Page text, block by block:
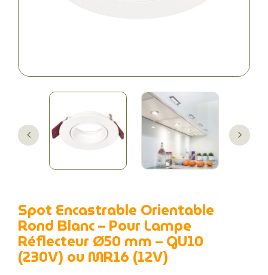
Spot Encastrable Orientable
Rond Blanc – Pour Lampe
Réflecteur Ø50 mm – GU10
(230V) ou MR16 (12V)